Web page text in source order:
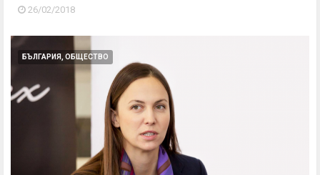
26/02/2018
БЪЛГАРИЯ, ОБЩЕСТВО